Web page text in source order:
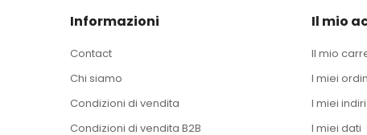
Informazioni
Contact
Chi siamo
Condizioni di vendita
Condizioni di vendita B2B
Il mio
Il mio
I miei
I miei
I miei dati